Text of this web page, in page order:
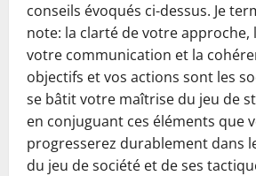
conseils évoqués ci-dessus. Je
note: la clarté de votre approche,
votre communication et la
objectifs et vos actions sont les
se bâtit votre maîtrise du jeu de
en conjuguant ces éléments que
progresserez durablement dans
du jeu de société et de ses